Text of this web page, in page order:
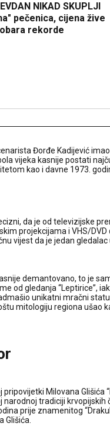
NIKAD SKUPLJI
pečenica, cijena žive
rekorde
Đorđe Kadijević
vijeka kasnije postati
kao i davne 1973.
da je od televizijske
projekcijama i VHS/
vijest da je jedan
demantovano, to je
od gledanja “Leptirice”,
unikatni mračni
mitologiju regiona ušao
Milovana Glišića
tradiciji
prije znamenitog
Glišića.